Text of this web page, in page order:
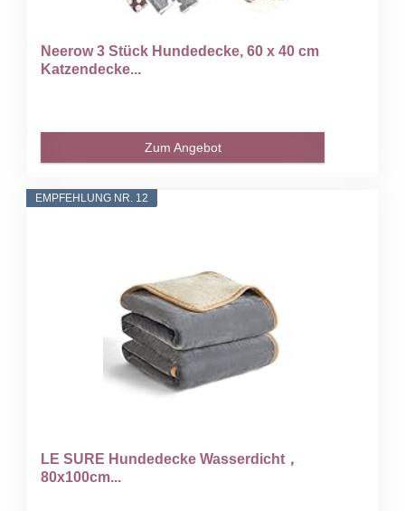
Neerow 3 Stück Hundedecke, 60 x 40 cm
Katzendecke...
Zum Angebot
EMPFEHLUNG NR. 12
LE SURE Hundedecke Wasserdicht，
80x100cm...